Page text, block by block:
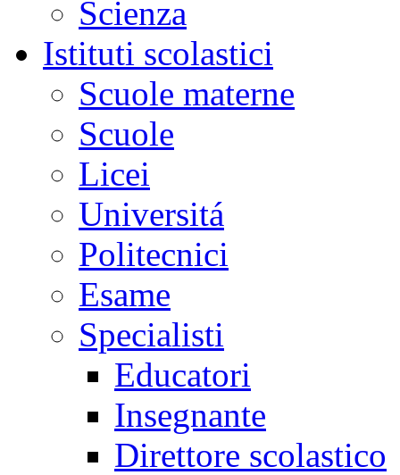
Scienza
Istituti scolastici
Scuole materne
Scuole
Licei
Universitá
Politecnici
Esame
Specialisti
Educatori
Insegnante
Direttore scolastico